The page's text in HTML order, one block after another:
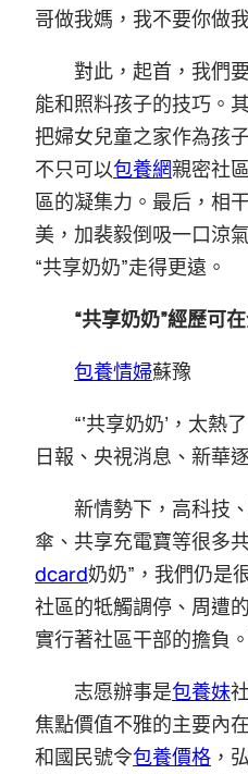
哥做我媽，我不要你做
對此，起首，我們
能和照料孩子的技巧。
把婦女兒童之家作為孩
不只可以包養網親密社
區的凝集力。最后，相
美，加裴毅倒吸一口涼
“共享奶奶”走得更遠。
“共享奶奶”經歷可
包養情婦蘇豫
“‘共享奶奶’，太熱
日報、央視消息、新華
新情勢下，高科技
傘、共享充電寶等很多
dcard奶奶”，我們仍是
社區的牴觸調停、周遭
實行著社區干部的擔負
志愿辦事是包養妹
焦點價值不雅的主要內
和國民號令包養價格 ，